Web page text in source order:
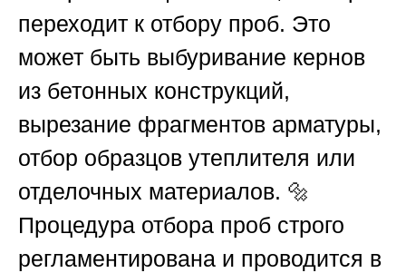
переходит к отбору проб. Это
может быть выбуривание кернов
из бетонных конструкций,
вырезание фрагментов арматуры,
отбор образцов утеплителя или
отделочных материалов. 🔩
Процедура отбора проб строго
регламентирована и проводится в